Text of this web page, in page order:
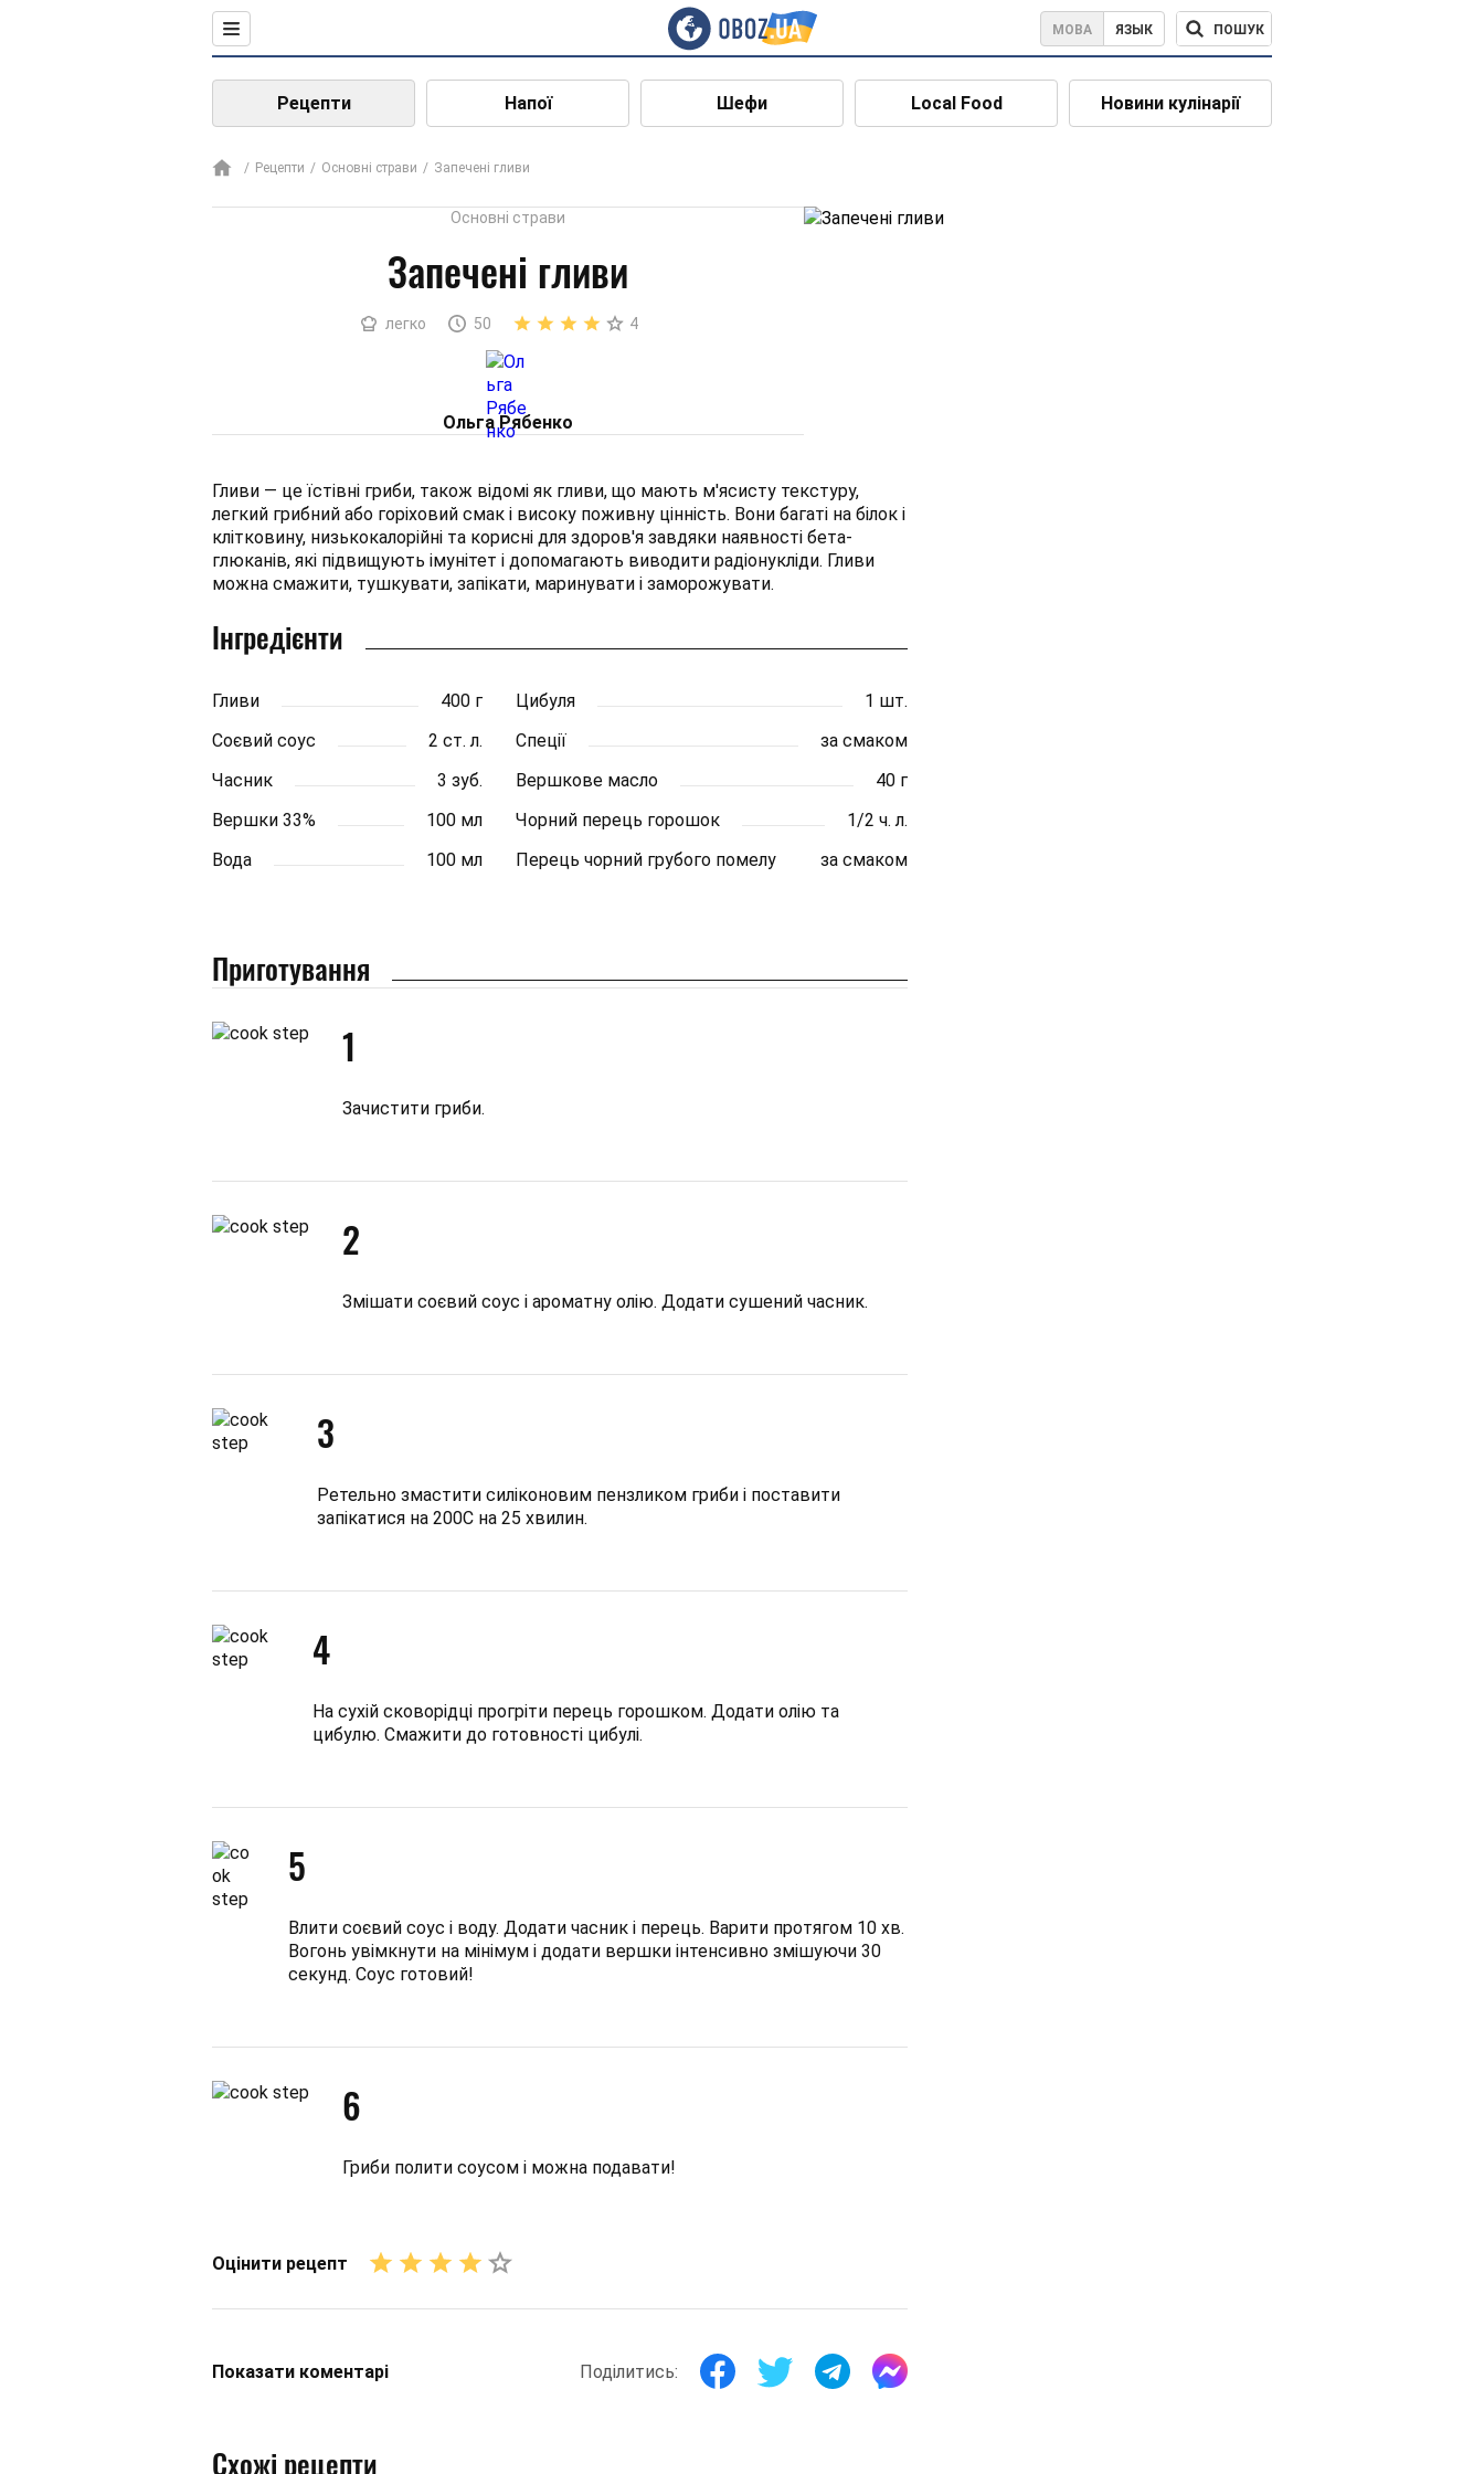
МОВА ЯЗЫК ПОШУК
Рецепти Напої Шефи Local Food Новини кулінарії
Рецепти Основні страви Запечені гливи
Основні страви
Запечені гливи
легко 50 4
Ольга Рябенко
Гливи — це їстівні гриби, також відомі як гливи, що мають м'ясисту текстуру,
легкий грибний або горіховий смак і високу поживну цінність. Вони багаті на білок і
клітковину, низькокалорійні та корисні для здоров'я завдяки наявності бета-
глюканів, які підвищують імунітет і допомагають виводити радіонукліди. Гливи
можна смажити, тушкувати, запікати, маринувати і заморожувати.
Інгредієнти
Гливи 400 г Цибуля
1 шт.
Соєвий соус
2 ст. л. Спеції
за смаком
Часник
3 зуб. Вершкове масло
40 г
Вершки 33%
100 мл Чорний перець горошок
1/2 ч. л.
Вода
100 мл Перець чорний грубого помелу за смаком
Приготування
1
Зачистити гриби.
2
Змішати соєвий соус і ароматну олію. Додати сушений часник.
3
Ретельно змастити силіконовим пензликом гриби і поставити
запікатися на 200С на 25 хвилин.
4
На сухій сковорідці прогріти перець горошком. Додати олію та
цибулю. Смажити до готовності цибулі.
5
Влити соєвий соус і воду. Додати часник і перець. Варити протягом 10 хв.
Вогонь увімкнути на мінімум і додати вершки інтенсивно змішуючи 30
секунд. Соус готовий!
6
Гриби полити соусом і можна подавати!
Оцінити рецепт
Показати коментарі Поділитись:
Схожі рецепти